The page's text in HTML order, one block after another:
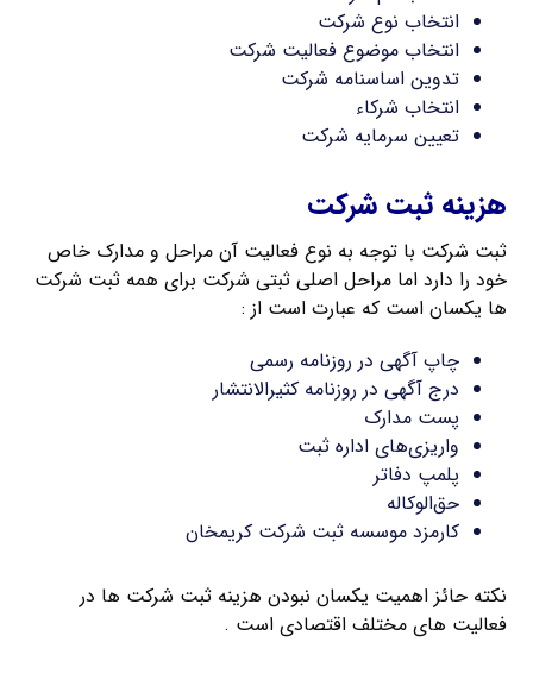
انتخاب نوع شرکت
انتخاب موضوع فعالیت شرکت
تدوین اساسنامه شرکت
انتخاب شرکاء
تعیین سرمایه شرکت
هزینه ثبت شرکت
ثبت شرکت با توجه به نوع فعالیت آن مراحل و مدارک خاص
خود را دارد اما مراحل اصلی ثبتی شرکت برای همه ثبت شرکت
ها یکسان است که عبارت است از :
چاپ آگهی در روزنامه رسمی
درج آگهی در روزنامه کثیرالانتشار
پست مدارک
واریزی‌های اداره ثبت
پلمپ دفاتر
حق‌الوکاله
کارمزد موسسه ثبت شرکت کریمخان
نکته حائز اهمیت یکسان نبودن هزینه ثبت شرکت ها در
فعالیت های مختلف اقتصادی است .